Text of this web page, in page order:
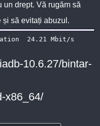
drept. Vă rugăm să
să evitați abuzul.
10.6.27/bintar-
x86_64/